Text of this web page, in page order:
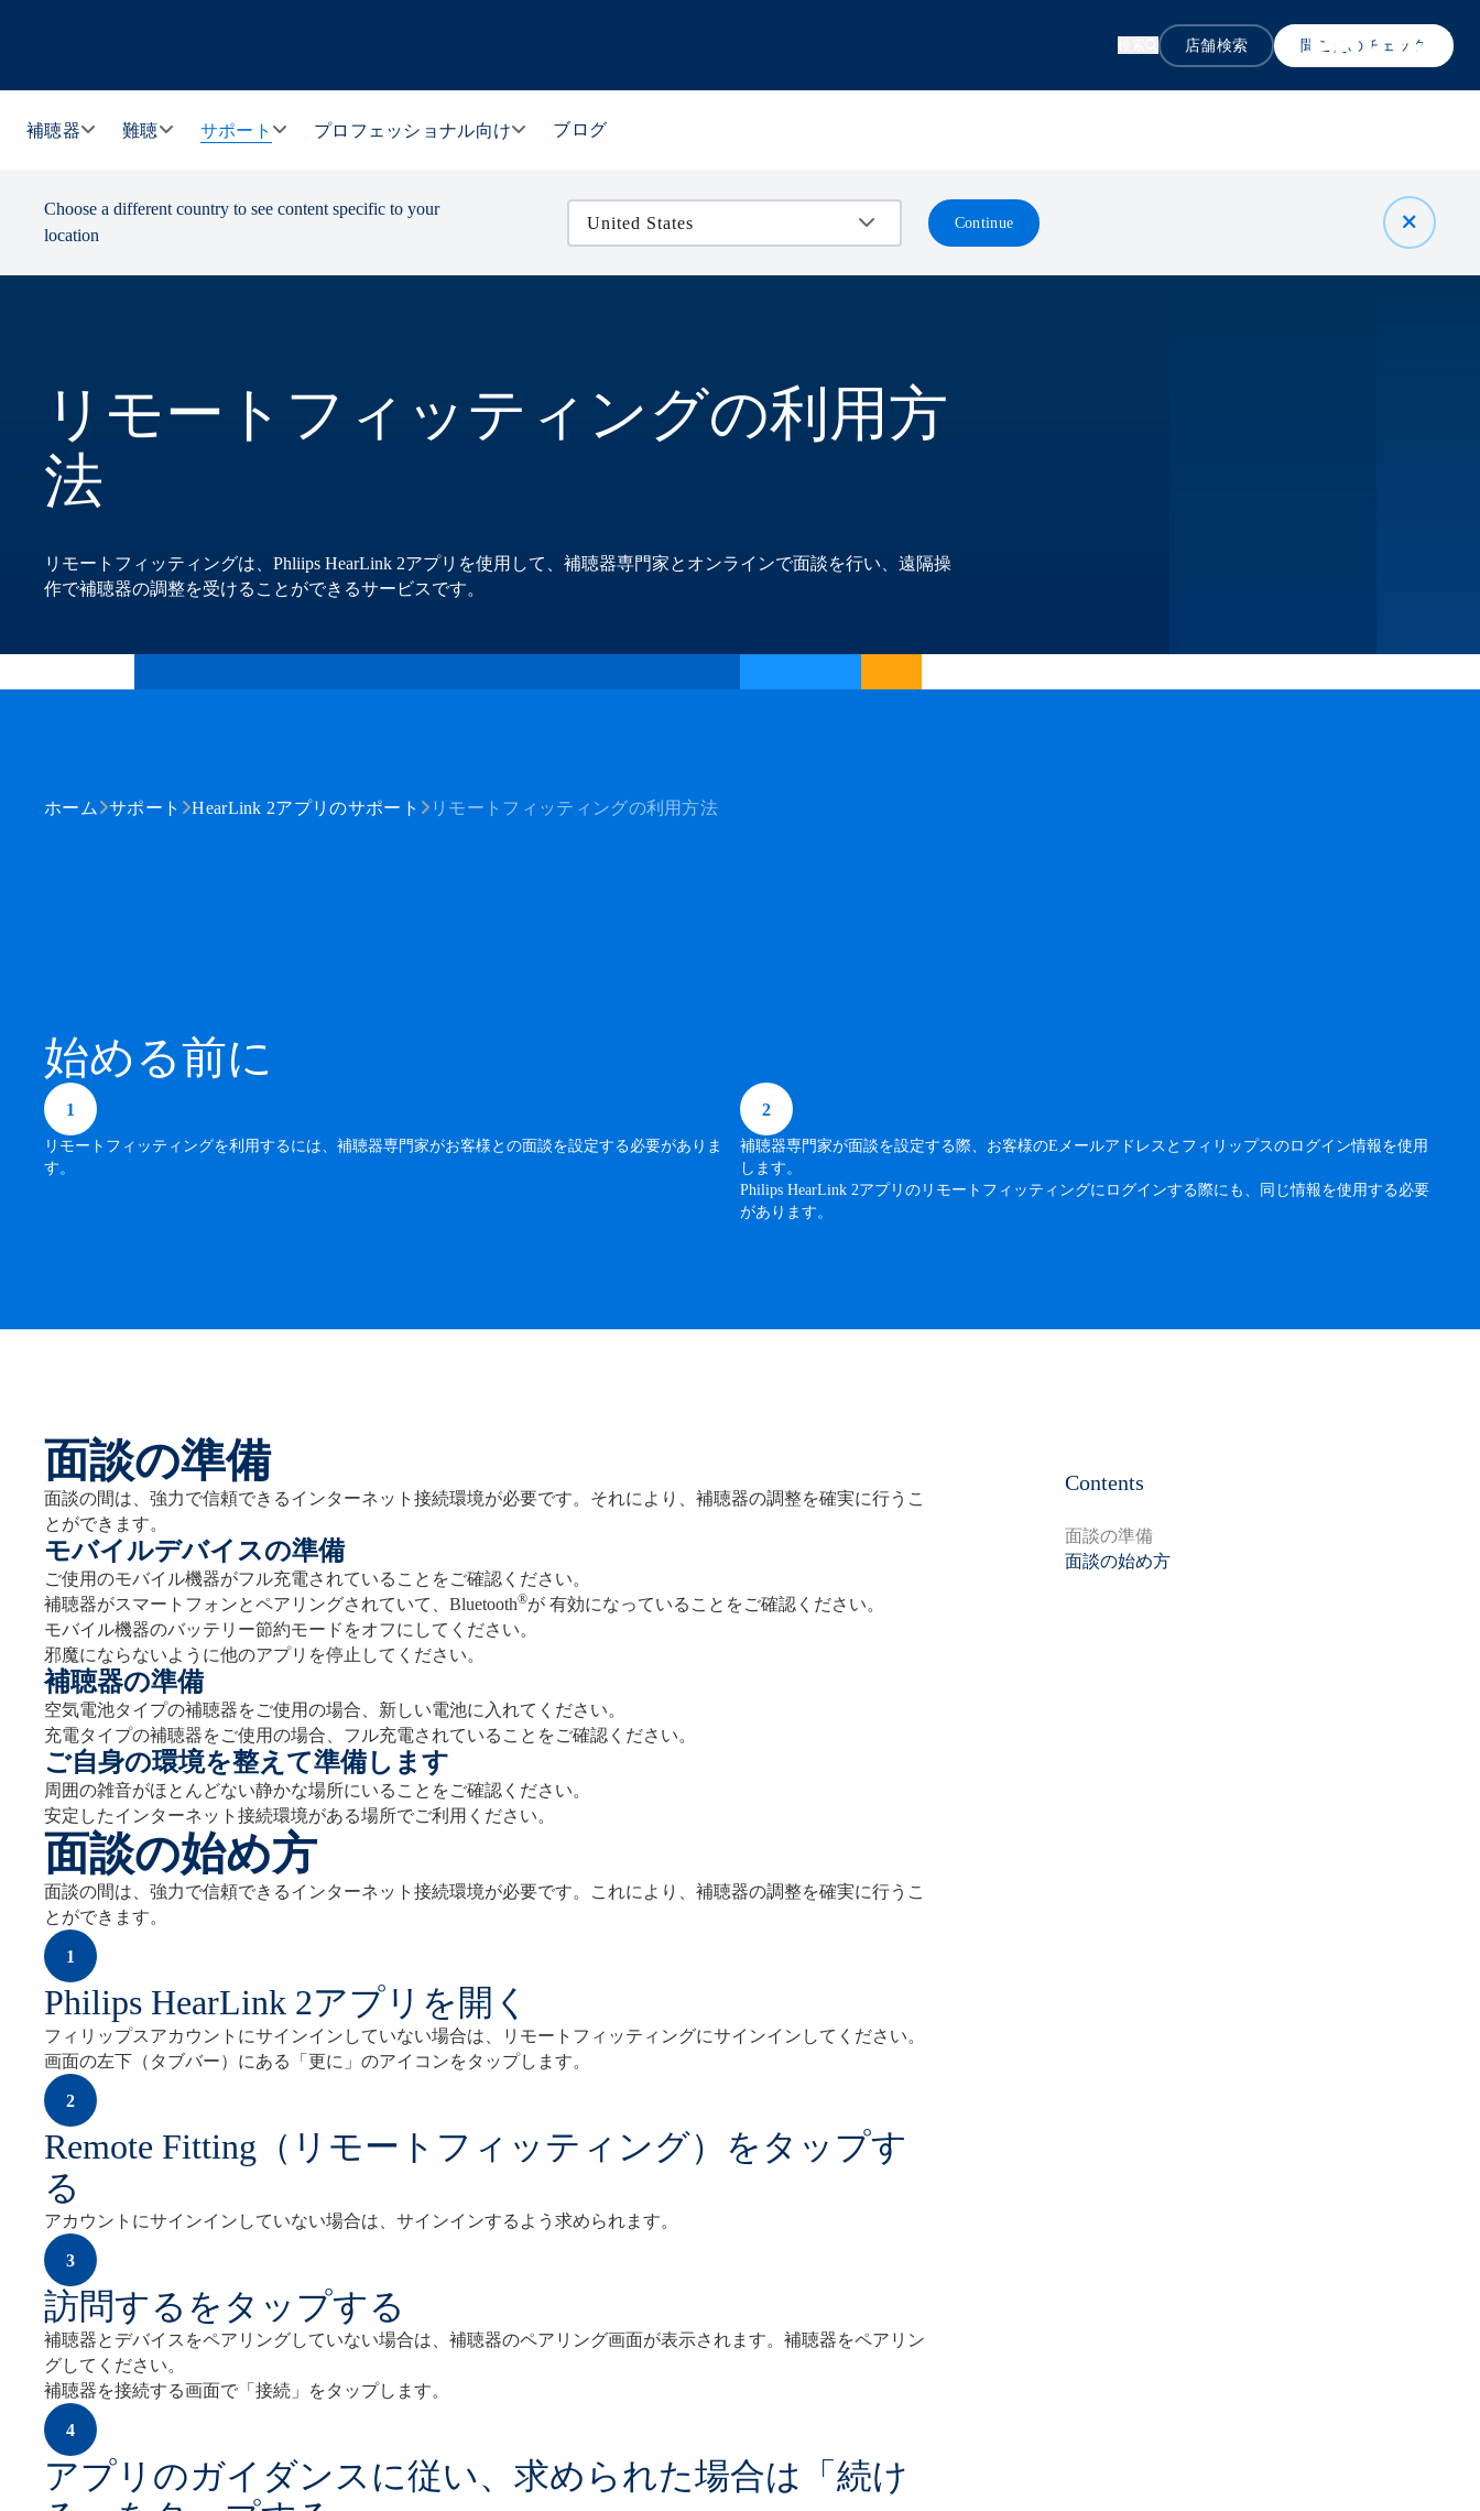
店舗検索 聞こえのチェック
補聴器 難聴 サポート プロフェッショナル向け ブログ
Choose a different country to see content specific to your
location
Continue
リモートフィッティングの利用方
法
リモートフィッティングは、Phliips HearLink 2アプリを使用して、補聴器専門家とオンラインで面談を行い、遠隔操
作で補聴器の調整を受けることができるサービスです。
ホーム サポート HearLink 2アプリのサポート リモートフィッティングの利用方法
始める前に
1
リモートフィッティングを利用するには、補聴器専門家がお客様との面談を設定する必要がありま
す。
2
補聴器専門家が面談を設定する際、お客様のEメールアドレスとフィリップスのログイン情報を使用
します。
Philips HearLink 2アプリのリモートフィッティングにログインする際にも、同じ情報を使用する必要
があります。
面談の準備
面談の間は、強力で信頼できるインターネット接続環境が必要です。それにより、補聴器の調整を確実に行うこ
とができます。
モバイルデバイスの準備
ご使用のモバイル機器がフル充電されていることをご確認ください。
補聴器がスマートフォンとペアリングされていて、Bluetooth®が 有効になっていることをご確認ください。
モバイル機器のバッテリー節約モードをオフにしてください。
邪魔にならないように他のアプリを停止してください。
補聴器の準備
空気電池タイプの補聴器をご使用の場合、新しい電池に入れてください。
充電タイプの補聴器をご使用の場合、フル充電されていることをご確認ください。
ご自身の環境を整えて準備します
周囲の雑音がほとんどない静かな場所にいることをご確認ください。
安定したインターネット接続環境がある場所でご利用ください。
面談の始め方
面談の間は、強力で信頼できるインターネット接続環境が必要です。これにより、補聴器の調整を確実に行うこ
とができます。
1
Philips HearLink 2アプリを開く
フィリップスアカウントにサインインしていない場合は、リモートフィッティングにサインインしてください。
画面の左下（タブバー）にある「更に」のアイコンをタップします。
2
Remote Fitting（リモートフィッティング）をタップす
る
アカウントにサインインしていない場合は、サインインするよう求められます。
3
訪問するをタップする
補聴器とデバイスをペアリングしていない場合は、補聴器のペアリング画面が表示されます。補聴器をペアリン
グしてください。
補聴器を接続する画面で「接続」をタップします。
4
アプリのガイダンスに従い、求められた場合は「続け
Contents
面談の準備
面談の始め方